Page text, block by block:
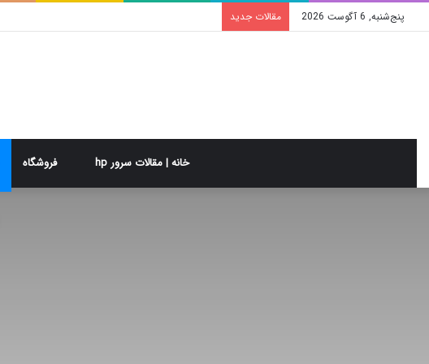
پنج‌شنبه, 6 آگوست 2026 مقالات جدید
خانه | مقالات سرور hp فروشگاه